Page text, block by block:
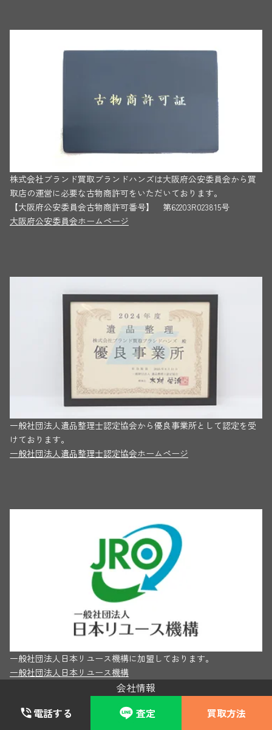
電話する 査定 買取方法
株式会社ブランド買取ブランドハンズは大阪府公安委員会から買
取店の運営に必要な古物商許可をいただいております。
【大阪府公安委員会古物商許可番号】 第62203R023815号
大阪府公安委員会ホームページ
一般社団法人遺品整理士認定協会から優良事業所として認定を受
けております。
一般社団法人遺品整理士認定協会ホームページ
一般社団法人日本リユース機構に加盟しております。
一般社団法人日本リユース機構
会社情報